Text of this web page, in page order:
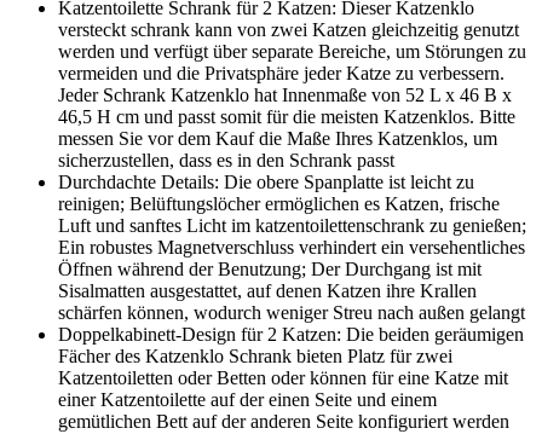
Katzentoilette Schrank für 2 Katzen: Dieser Katzenklo
versteckt schrank kann von zwei Katzen gleichzeitig genutzt
werden und verfügt über separate Bereiche, um Störungen zu
vermeiden und die Privatsphäre jeder Katze zu verbessern.
Jeder Schrank Katzenklo hat Innenmaße von 52 L x 46 B x
46,5 H cm und passt somit für die meisten Katzenklos. Bitte
messen Sie vor dem Kauf die Maße Ihres Katzenklos, um
sicherzustellen, dass es in den Schrank passt
Durchdachte Details: Die obere Spanplatte ist leicht zu
reinigen; Belüftungslöcher ermöglichen es Katzen, frische
Luft und sanftes Licht im katzentoilettenschrank zu genießen;
Ein robustes Magnetverschluss verhindert ein versehentliches
Öffnen während der Benutzung; Der Durchgang ist mit
Sisalmatten ausgestattet, auf denen Katzen ihre Krallen
schärfen können, wodurch weniger Streu nach außen gelangt
Doppelkabinett-Design für 2 Katzen: Die beiden geräumigen
Fächer des Katzenklo Schrank bieten Platz für zwei
Katzentoiletten oder Betten oder können für eine Katze mit
einer Katzentoilette auf der einen Seite und einem
gemütlichen Bett auf der anderen Seite konfiguriert werden